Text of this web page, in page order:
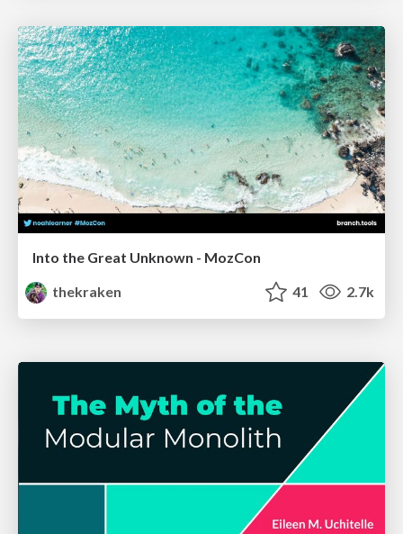
Into the Great Unknown - MozCon
thekraken
41 2.7k